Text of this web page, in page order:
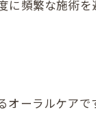
ズの清潔感アッ
セルフケアで清潔
頻繁な施術
ーラルケア